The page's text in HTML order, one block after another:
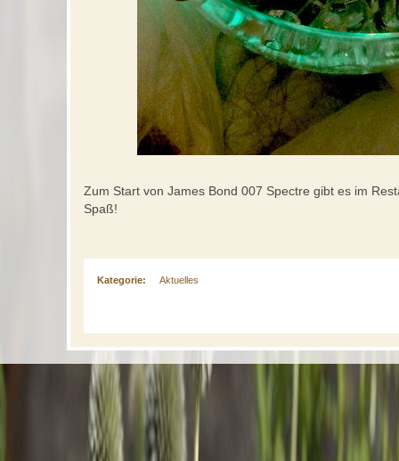
Zum Start von James Bond 007 Spectre gibt es im
Spaß!
Kategorie: Aktuelles